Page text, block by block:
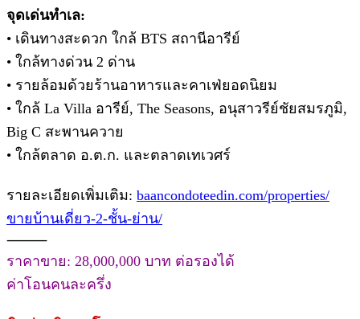
จุดเด่นทำเล:
• เดินทางสะดวก ใกล้ BTS สถานีอารีย์
• ใกล้ทางด่วน 2 ด่าน
• รายล้อมด้วยร้านอาหารและคาเฟ่ยอดนิยม
• ใกล้ La Villa อารีย์, The Seasons, อนุสาวรีย์ชัยสมรภูมิ,
Big C สะพานควาย
• ใกล้ตลาด อ.ต.ก. และตลาดเทเวศร์
รายละเอียดเพิ่มเติม: baancondoteedin.com/properties/
ขายบ้านเดี่ยว-2-ชั้น-ย่าน/
⸻
ราคาขาย: 28,000,000 บาท ต่อรองได้
ค่าโอนคนละครึ่ง